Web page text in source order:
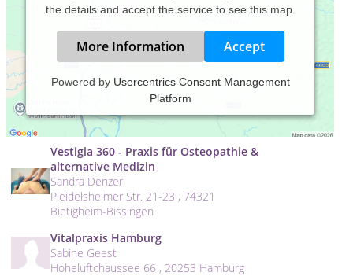
the details and accept the service to see this map.
More Information Accept
Powered by Usercentrics Consent Management
Platform
Valérie Froidevaux getragen sein
Landstrass 18 , 7214 Grüsch GR
Vestigia 360 - Praxis für Osteopathie &
alternative Medizin
Sandra Denzer
Pleidelsheimer Str. 21-23 , 74321
Bietigheim-Bissingen
Vitalpraxis Hamburg
Sabine Geest
Hoheluftchaussee 66 , 20253 Hamburg